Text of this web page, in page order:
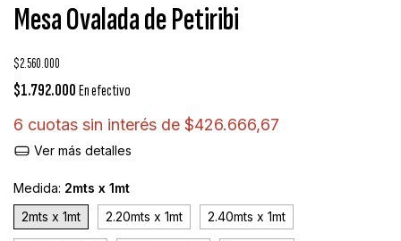
Mesa Ovalada de Petiribi
$2.560.000
$1.792.000En efectivo
6 cuotas sin interés de $426.666,67
Ver más detalles
Medida: 2mts x 1mt
2mts x 1mt
2.20mts x 1mt 2.40mts x 1mt